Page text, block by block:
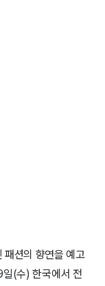
패션의 향연을 예고
(수) 한국에서 전